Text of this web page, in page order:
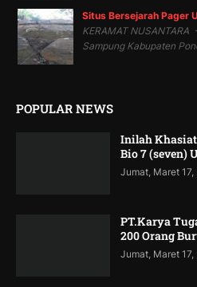
Situs Bersejarah Pager
KERAMAT
Sampung Kabupaten
POPULAR NEWS
Inilah
Bio 7 (seven)
Jumat, Maret 17,
PT.Karya
200 Orang
Jumat, Maret 17,